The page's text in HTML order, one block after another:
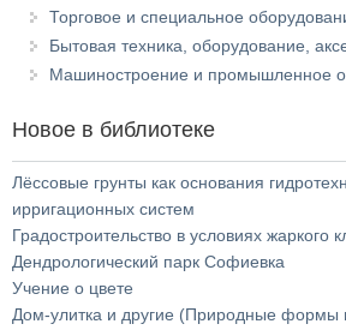
Торговое и специальное
Бытовая техника, оборудование,
Машиностроение и промышленное
Новое в библиотеке
Лёссовые грунты как основания
ирригационных систем
Градостроительство в условиях жаркого
Дендрологический парк Софиевка
Учение о цвете
Дом-улитка и другие (Природные формы